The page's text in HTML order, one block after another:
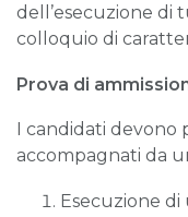
dell’esecuzione di
colloquio di
Prova di
I candidati devono
accompagnati da
Esecuzione di